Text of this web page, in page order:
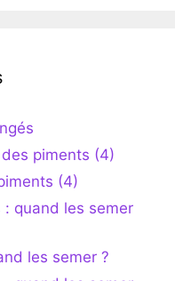
piments (4)
(4)
: quand les semer
les semer ?